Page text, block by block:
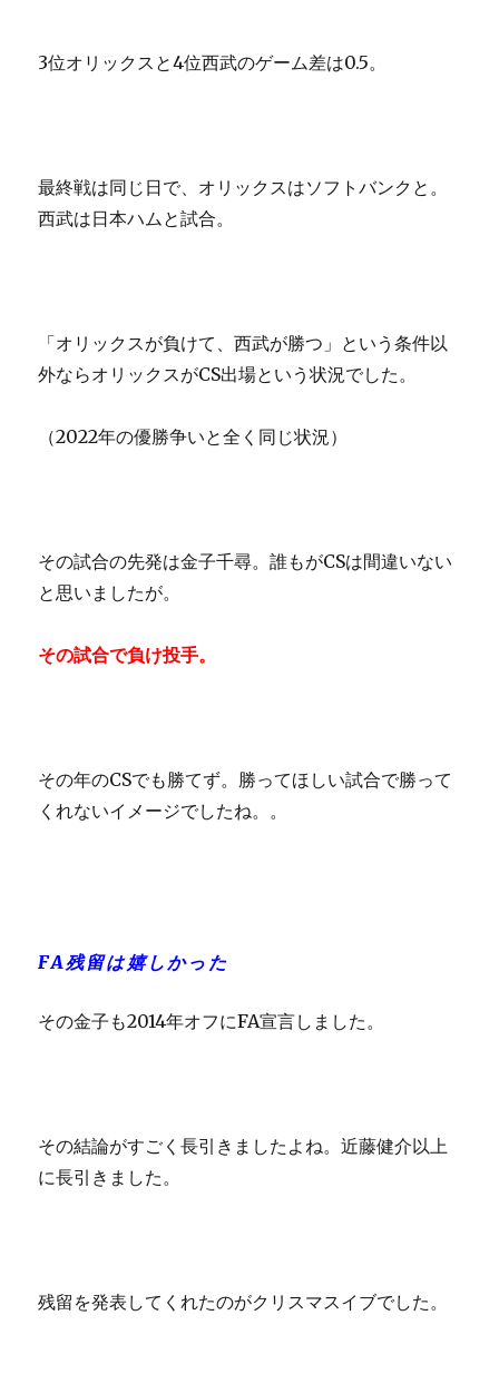
3位オリックスと4位西武のゲーム差は0.5。
最終戦は同じ日で、オリックスはソフトバンクと。
西武は日本ハムと試合。
「オリックスが負けて、西武が勝つ」という条件以
外ならオリックスがCS出場という状況でした。
（2022年の優勝争いと全く同じ状況）
その試合の先発は金子千尋。誰もがCSは間違いない
と思いましたが。
その試合で負け投手。
その年のCSでも勝てず。勝ってほしい試合で勝って
くれないイメージでしたね。。
FA残留は嬉しかった
その金子も2014年オフにFA宣言しました。
その結論がすごく長引きましたよね。近藤健介以上
に長引きました。
残留を発表してくれたのがクリスマスイブでした。